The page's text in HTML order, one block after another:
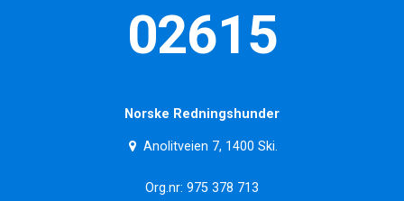
02615
Norske Redningshunder
Anolitveien 7, 1400 Ski.
Org.nr: 975 378 713